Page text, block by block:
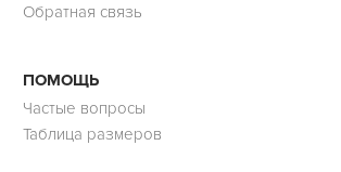
Обратная связь
ПОМОЩЬ
Частые вопросы
Таблица размеров